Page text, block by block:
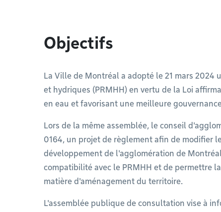
Objectifs
La Ville de Montréal a adopté le 21 mars 2024
et hydriques (PRMHH) en vertu de la Loi
en eau et favorisant une meilleure
Lors de la même assemblée, le conseil
0164, un projet de règlement afin de modifier
développement de l'agglomération de
compatibilité avec le PRMHH et de permettre
matière d'aménagement du territoire.
L'assemblée publique de consultation vise à